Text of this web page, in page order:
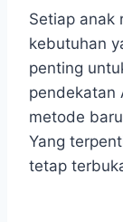
Setiap anak
kebutuhan
penting
pendekatan
metode
Yang
tetap